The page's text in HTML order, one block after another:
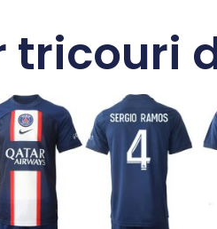
tricouri